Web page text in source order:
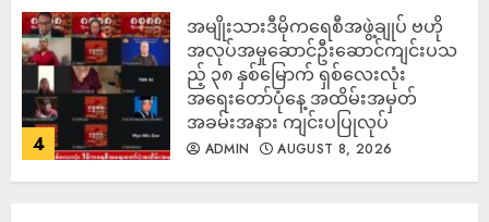
4
အမျိုးသားဒီမိုကရေစီအဖွဲ့ချုပ် ဗဟို
အလုပ်အမှုဆောင်ဦးဆောင်ကျင်းပသ
ည့် ၃၈ နှစ်မြောက် ရှစ်လေးလုံး
အရေးတော်ပုံနေ့ အထိမ်းအမှတ်
အခမ်းအနား ကျင်းပပြုလုပ်
ADMIN AUGUST 8, 2026